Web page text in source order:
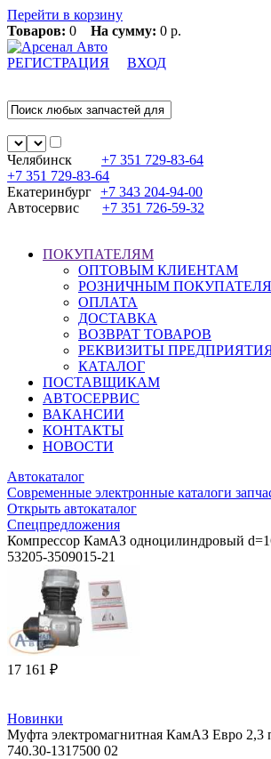
Перейти в корзину
Товаров: 0 На сумму: 0 р.
РЕГИСТРАЦИЯ ВХОД
Челябинск +7 351 729-83-64
+7 351 729-83-64
Екатеринбург +7 343 204-94-00
Автосервис
+7 351 726-59-32
ПОКУПАТЕЛЯМ
ОПТОВЫМ КЛИЕНТАМ
РОЗНИЧНЫМ
ОПЛАТА
ДОСТАВКА
ВОЗВРАТ ТОВАРОВ
РЕКВИЗИТЫ
КАТАЛОГ
ПОСТАВЩИКАМ
АВТОСЕРВИС
ВАКАНСИИ
КОНТАКТЫ
НОВОСТИ
Автокаталог
Современные электронные каталоги
Открыть автокаталог
Спецпредложения
Компрессор КамАЗ одноцилиндровый
53205-3509015-21
17 161 ₽
Новинки
Муфта электромагнитная КамАЗ Евро 2,3
740.30-1317500 02